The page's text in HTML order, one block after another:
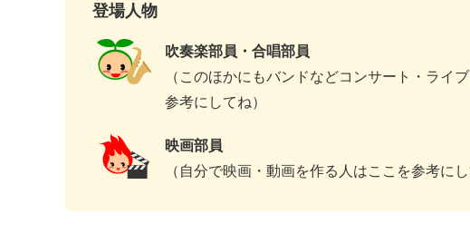
登場人物
吹奏楽部員・合唱部員
（このほかにもバンドなどコンサート・ライ
参考にしてね）
映画部員
（自分で映画・動画を作る人はここを参考にし